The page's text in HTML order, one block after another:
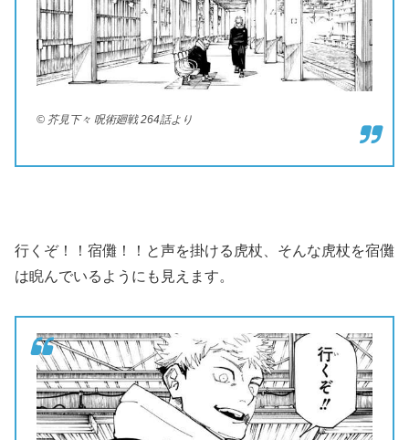
© 芥見下々 呪術廻戦 264話より
行くぞ！！宿儺！！と声を掛ける虎杖、そんな虎杖を宿儺
は睨んでいるようにも見えます。